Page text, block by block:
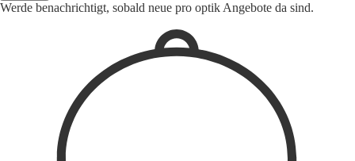
Werde benachrichtigt, sobald neue pro optik Angebote da sind.